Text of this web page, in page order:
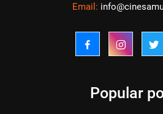
Email:
Popular